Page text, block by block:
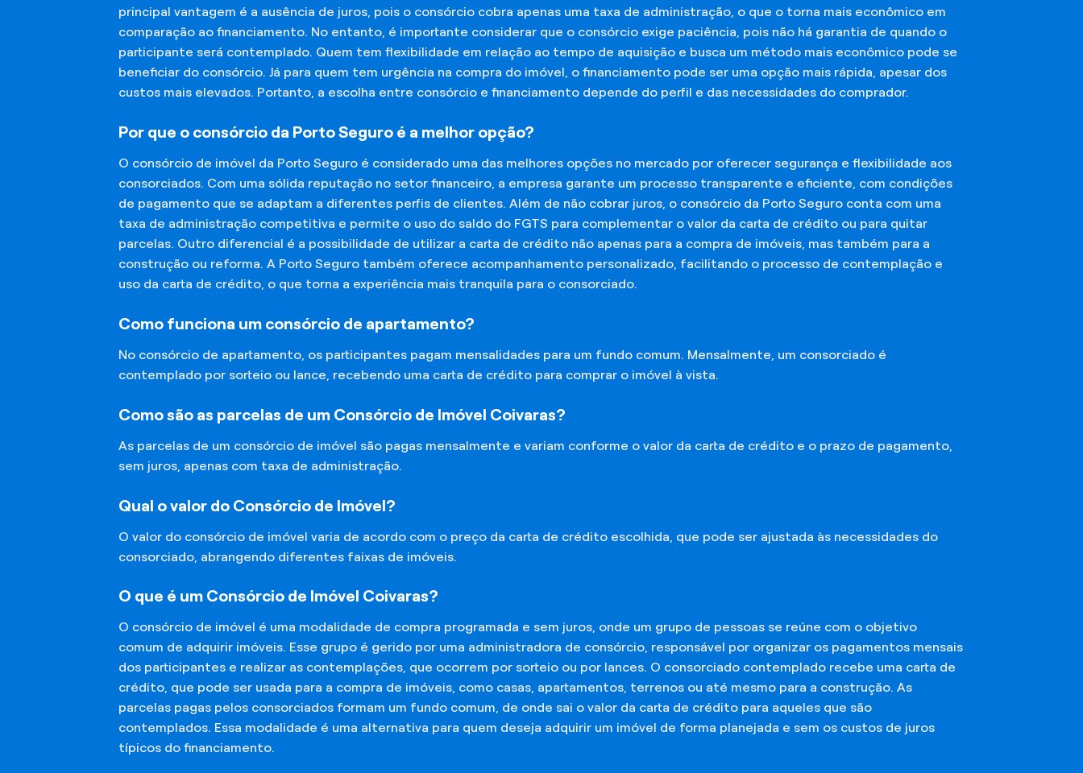
principal vantagem é a ausência de juros, pois o consórcio cobra apenas uma taxa de administração, o que o torna mais econômico em
comparação ao financiamento. No entanto, é importante considerar que o consórcio exige paciência, pois não há garantia de quando o
participante será contemplado. Quem tem flexibilidade em relação ao tempo de aquisição e busca um método mais econômico pode se
beneficiar do consórcio. Já para quem tem urgência na compra do imóvel, o financiamento pode ser uma opção mais rápida, apesar dos
custos mais elevados. Portanto, a escolha entre consórcio e financiamento depende do perfil e das necessidades do comprador.
Por que o consórcio da Porto Seguro é a melhor opção?
O consórcio de imóvel da Porto Seguro é considerado uma das melhores opções no mercado por oferecer segurança e flexibilidade aos
consorciados. Com uma sólida reputação no setor financeiro, a empresa garante um processo transparente e eficiente, com condições
de pagamento que se adaptam a diferentes perfis de clientes. Além de não cobrar juros, o consórcio da Porto Seguro conta com uma
taxa de administração competitiva e permite o uso do saldo do FGTS para complementar o valor da carta de crédito ou para quitar
parcelas. Outro diferencial é a possibilidade de utilizar a carta de crédito não apenas para a compra de imóveis, mas também para a
construção ou reforma. A Porto Seguro também oferece acompanhamento personalizado, facilitando o processo de contemplação e
uso da carta de crédito, o que torna a experiência mais tranquila para o consorciado.
Como funciona um consórcio de apartamento?
No consórcio de apartamento, os participantes pagam mensalidades para um fundo comum. Mensalmente, um consorciado é
contemplado por sorteio ou lance, recebendo uma carta de crédito para comprar o imóvel à vista.
Como são as parcelas de um Consórcio de Imóvel Coivaras?
As parcelas de um consórcio de imóvel são pagas mensalmente e variam conforme o valor da carta de crédito e o prazo de pagamento,
sem juros, apenas com taxa de administração.
Qual o valor do Consórcio de Imóvel?
O valor do consórcio de imóvel varia de acordo com o preço da carta de crédito escolhida, que pode ser ajustada às necessidades do
consorciado, abrangendo diferentes faixas de imóveis.
O que é um Consórcio de Imóvel Coivaras?
O consórcio de imóvel é uma modalidade de compra programada e sem juros, onde um grupo de pessoas se reúne com o objetivo
comum de adquirir imóveis. Esse grupo é gerido por uma administradora de consórcio, responsável por organizar os pagamentos mensais
dos participantes e realizar as contemplações, que ocorrem por sorteio ou por lances. O consorciado contemplado recebe uma carta de
crédito, que pode ser usada para a compra de imóveis, como casas, apartamentos, terrenos ou até mesmo para a construção. As
parcelas pagas pelos consorciados formam um fundo comum, de onde sai o valor da carta de crédito para aqueles que são
contemplados. Essa modalidade é uma alternativa para quem deseja adquirir um imóvel de forma planejada e sem os custos de juros
típicos do financiamento.